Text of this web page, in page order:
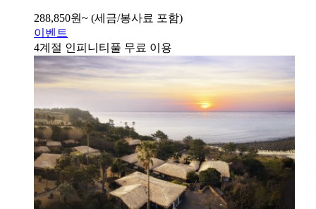
288,850원~ (세금/봉사료 포함)
이벤트
4계절 인피니티풀 무료 이용